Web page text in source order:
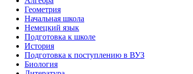
Геометрия
Начальная школа
Немецкий язык
Подготовка к школе
История
Подготовка к поступлению в ВУЗ
Биология